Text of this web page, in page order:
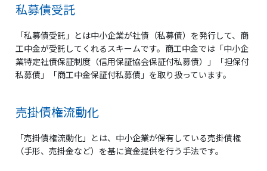
私募債受託
「私募債受託」とは中小企業が社債（私募債）を発行して、商
工中金が受託してくれるスキームです。商工中金では「中小企
業特定社債保証制度（信用保証協会保証付私募債）」「担保付
私募債」「商工中金保証付私募債」を取り扱っています。
売掛債権流動化
「売掛債権流動化」とは、中小企業が保有している売掛債権
（手形、売掛金など）を基に資金提供を行う手法です。